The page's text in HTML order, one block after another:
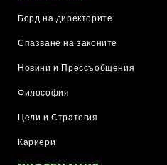
Борд на директорите
Спазване на законите
Новини и Прессъобщения
Философия
Цели и Стратегия
Кариери